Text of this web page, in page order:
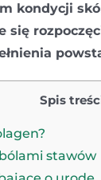
kondycji
się
Spis
stawów